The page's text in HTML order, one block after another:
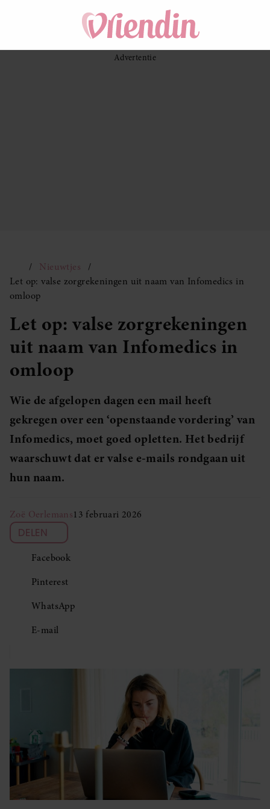
Nieuwtjes
Let op: valse zorgrekeningen uit naam van Infomedics in
omloop
Let op: valse zorgrekeningen
uit naam van Infomedics in
omloop
Wie de afgelopen dagen een mail heeft
gekregen over een ‘openstaande vordering’ van
Infomedics, moet goed opletten. Het bedrijf
waarschuwt dat er valse e-mails rondgaan uit
hun naam.
Zoë Oerlemans13 februari 2026
DELEN
Facebook
Pinterest
WhatsApp
E-mail